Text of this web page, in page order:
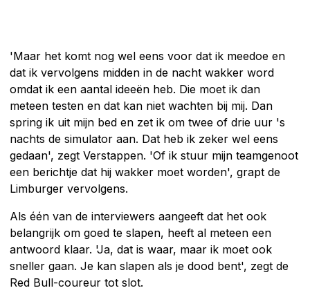
'Maar het komt nog wel eens voor dat ik meedoe en
dat ik vervolgens midden in de nacht wakker word
omdat ik een aantal ideeën heb. Die moet ik dan
meteen testen en dat kan niet wachten bij mij. Dan
spring ik uit mijn bed en zet ik om twee of drie uur 's
nachts de simulator aan. Dat heb ik zeker wel eens
gedaan', zegt Verstappen. 'Of ik stuur mijn teamgenoot
een berichtje dat hij wakker moet worden', grapt de
Limburger vervolgens.
Als één van de interviewers aangeeft dat het ook
belangrijk om goed te slapen, heeft al meteen een
antwoord klaar. 'Ja, dat is waar, maar ik moet ook
sneller gaan. Je kan slapen als je dood bent', zegt de
Red Bull-coureur tot slot.